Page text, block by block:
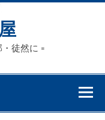
徒然に =